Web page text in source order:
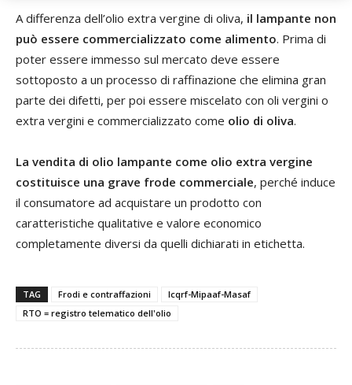
A differenza dell’olio extra vergine di oliva, il lampante non
può essere commercializzato come alimento. Prima di
poter essere immesso sul mercato deve essere
sottoposto a un processo di raffinazione che elimina gran
parte dei difetti, per poi essere miscelato con oli vergini o
extra vergini e commercializzato come olio di oliva.
La vendita di olio lampante come olio extra vergine
costituisce una grave frode commerciale, perché induce
il consumatore ad acquistare un prodotto con
caratteristiche qualitative e valore economico
completamente diversi da quelli dichiarati in etichetta.
TAG Frodi e contraffazioni
Icqrf-Mipaaf-Masaf
RTO = registro telematico dell'olio